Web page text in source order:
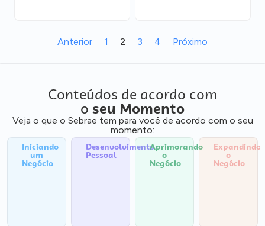
Anterior 1 2 3 4 Próximo
Conteúdos de acordo com
o seu Momento
Veja o que o Sebrae tem para você de acordo com o seu
momento:
Iniciando
um
Negócio
Desenvolvimento
Pessoal
Aprimorando
o
Negócio
Expandindo
o
Negócio